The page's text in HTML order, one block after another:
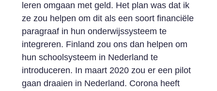
leren omgaan met geld. Het plan was dat ik
ze zou helpen om dit als een soort financiële
paragraaf in hun onderwijssysteem te
integreren. Finland zou ons dan helpen om
hun schoolsysteem in Nederland te
introduceren. In maart 2020 zou er een pilot
gaan draaien in Nederland. Corona heeft